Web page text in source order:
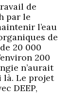
de
par le
l’eau
de
20 000
200
n’aurait
là. Le projet
DEEP,